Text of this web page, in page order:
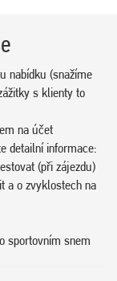
nabídku (snažíme
s klienty to
na účet
detailní informace:
(při zájezdu)
a o zvyklostech na
sportovním snem